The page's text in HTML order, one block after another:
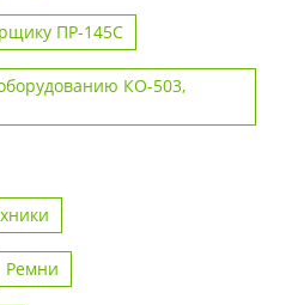
ПР-145С
КО-503,
Ремни